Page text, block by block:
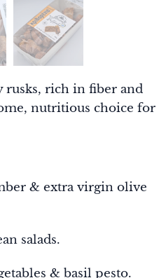
rusks, rich in fiber and
nutritious choice for
& extra virgin olive
salads.
& basil pesto.